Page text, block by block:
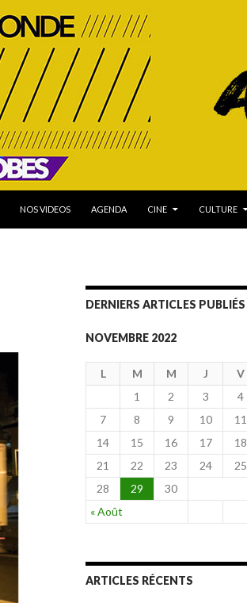
NOS VIDEOS AGENDA CINE CULTURE
DERNIERS ARTICLES PUBLIÉS
NOVEMBRE 2022
L M M J V
« Août
1 2 3 4
7
8 9 10 11
14
15 16 17 18
21
22 23 24 25
28
29 30
ARTICLES RÉCENTS